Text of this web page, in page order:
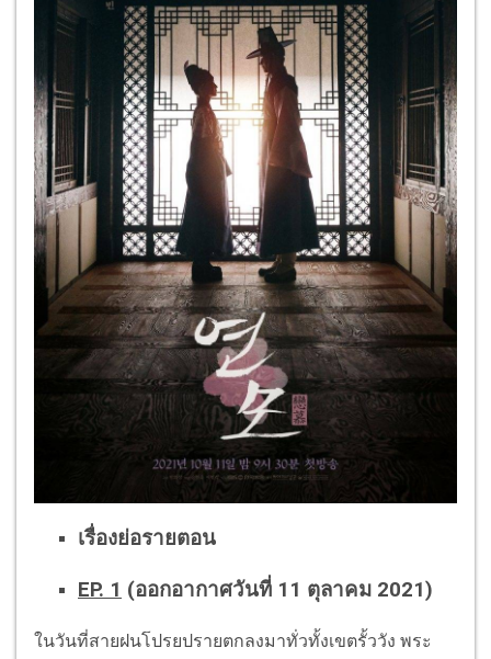
เรื่องย่อรายตอน
EP. 1 (ออกอากาศวันที่ 11 ตุลาคม 2021)
ในวันที่สายฝนโปรยปรายตกลงมาทั่วทั้งเขตรั้ววัง พระ